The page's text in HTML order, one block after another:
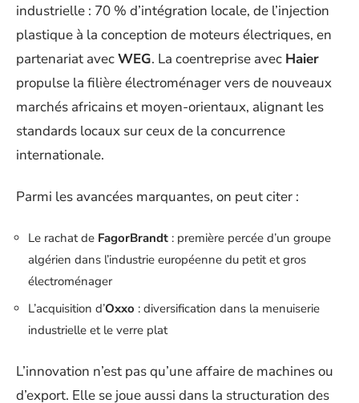
industrielle : 70 % d’intégration locale, de l’injection
plastique à la conception de moteurs électriques, en
partenariat avecWEG. La coentreprise avec Haier
propulse la filière électroménager vers de nouveaux
marchés africains et moyen-orientaux, alignant les
standards locaux sur ceux de la concurrence
internationale.
Parmi les avancées marquantes, on peut citer :
Le rachat de FagorBrandt : première percée d’un groupe
algérien dans l’industrie européenne du petit et gros
électroménager
L’acquisition d’Oxxo : diversification dans la menuiserie
industrielle et le verre plat
L’innovation n’est pas qu’une affaire de machines ou
d’export. Elle se joue aussi dans la structuration des